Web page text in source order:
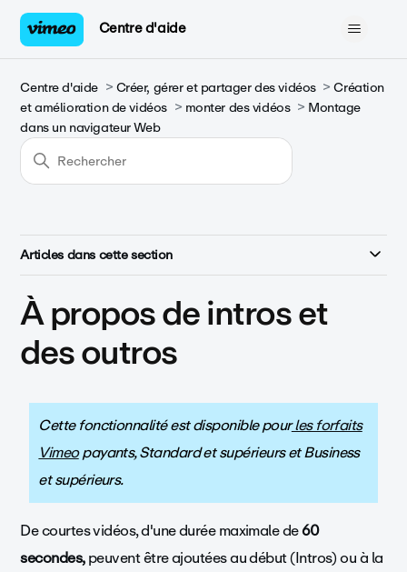
Centre d'aide
Centre d'aide Créer, gérer et partager des vidéos
Création
et amélioration de vidéos
monter des vidéos
Montage
dans un navigateur Web
Articles dans cette section
À propos de intros et
des outros
Cette fonctionnalité est disponible pourles forfaits
Vimeopayants, Standard et supérieurs et Business
et supérieurs.
De courtes vidéos, d'une durée maximale de60
secondes,peuvent être ajoutées au début (Intros) ou à la